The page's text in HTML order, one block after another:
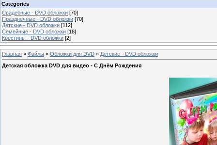
Categories
Свадебные - DVD обложки [70]
Празднечные - DVD обложки [70]
Детские - DVD обложки [112]
Семейные - DVD обложки [18]
Крестины - DVD обложки [2]
Главная » Файлы » Обложки для DVD » Детские - DVD обложки
Детская обложка DVD для видео - С Днём Рождения